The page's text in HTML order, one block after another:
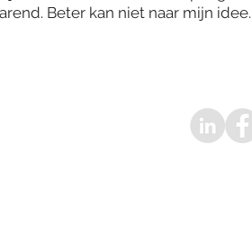
Beter kan niet naar mijn idee.